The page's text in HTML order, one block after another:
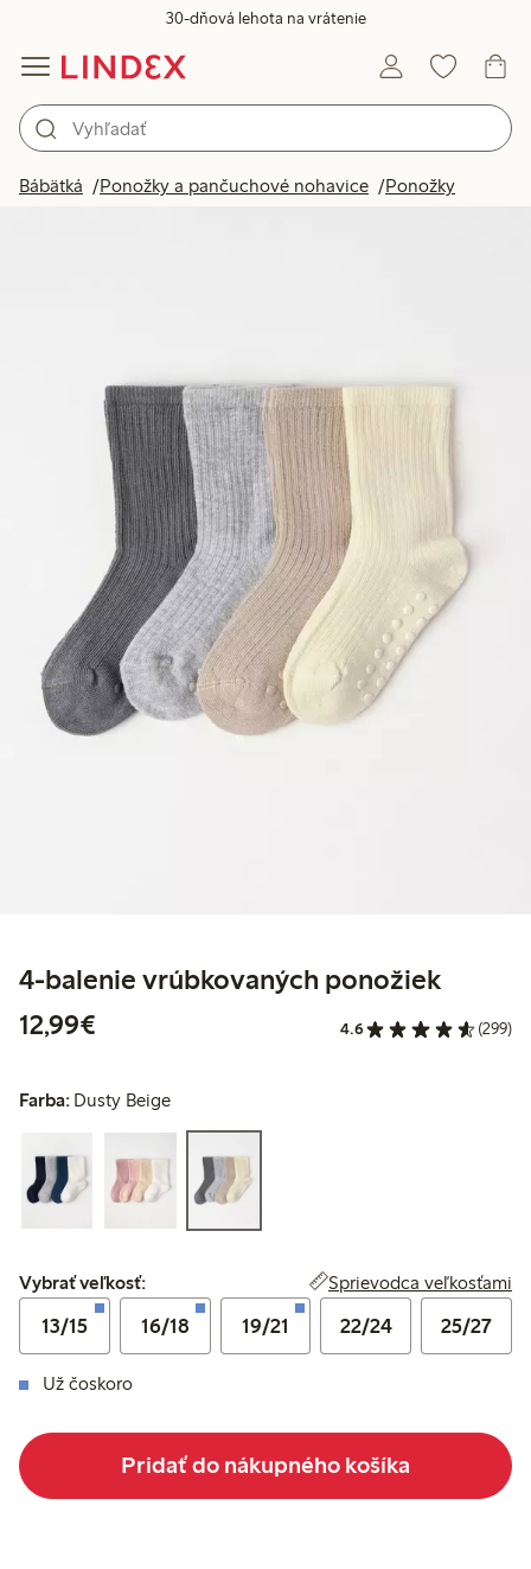
30-dňová lehota na vrátenie
Bábätká Ponožky a pančuchové nohavice Ponožky
4-balenie vrúbkovaných ponožiek
12,99€
4.6 (299)
Farba: Dusty Beige
Vybrať veľkosť:
Vybrať veľkosť: Sprievodca veľkosťami
13/15 16/18 19/21 22/24 25/27
Už čoskoro
Pridať do nákupného košíka